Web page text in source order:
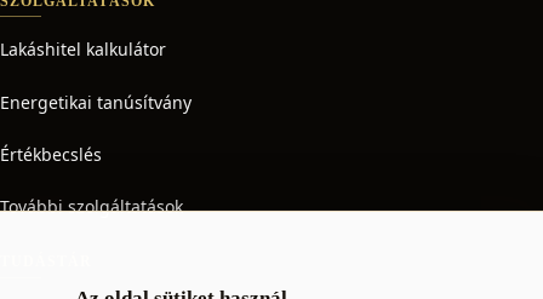
Lakáshitel kalkulátor
Energetikai tanúsítvány
Értékbecslés
További szolgáltatások